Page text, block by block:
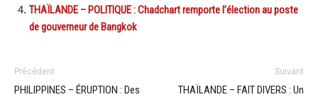
THAÏLANDE – POLITIQUE : Chadchart remporte l’élection au poste
de gouverneur de Bangkok
Précédent
PHILIPPINES – ÉRUPTION : Des
Suivant
THAÏLANDE – FAIT DIVERS : Un